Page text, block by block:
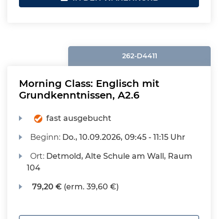
262-D4411
Morning Class: Englisch mit
Grundkenntnissen, A2.6
fast ausgebucht
Beginn: Do., 10.09.2026, 09:45 - 11:15 Uhr
Ort: Detmold, Alte Schule am Wall, Raum
104
79,20 € (erm. 39,60 €)